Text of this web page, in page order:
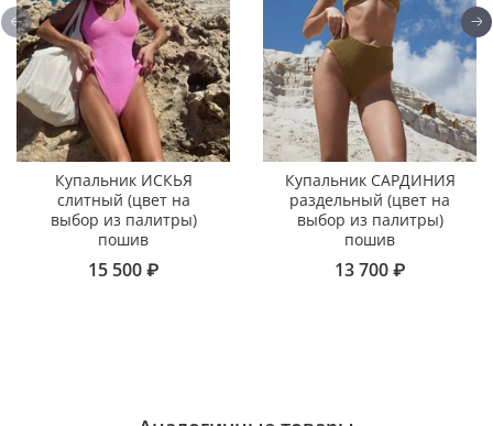
Купальник ИСКЬЯ
слитный (цвет на
выбор из палитры)
пошив
15 500 ₽
Купальник САРДИНИЯ
раздельный (цвет на
выбор из палитры)
пошив
13 700 ₽